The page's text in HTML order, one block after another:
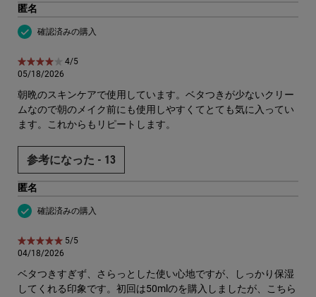
匿名
確認済みの購入
5星中4。
4/5
05/18/2026
朝晩のスキンケアで使用しています。ベタつきが少ないクリー
ムなので朝のメイク前にも使用しやすくてとても気に入ってい
ます。これからもリピートします。
参考になった - 13
匿名
確認済みの購入
5星中5。
5/5
04/18/2026
ベタつきすぎず、さらっとした使い心地ですが、しっかり保湿
してくれる印象です。初回は50mlのを購入しましたが、こちら